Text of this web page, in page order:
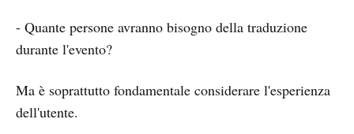
- Quante persone avranno bisogno della traduzione
durante l'evento?
Ma è soprattutto fondamentale considerare l'esperienza
dell'utente.